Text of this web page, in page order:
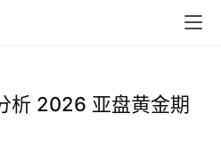
析 2026 亚盘黄金期